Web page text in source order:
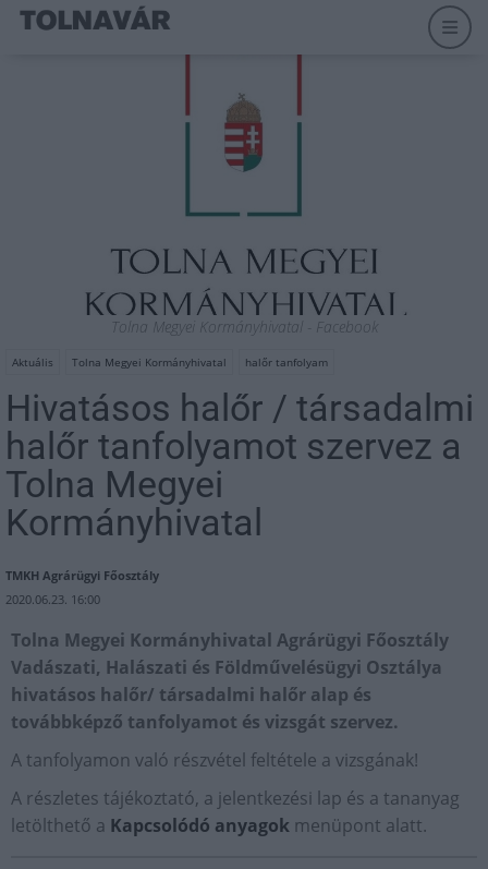
Tolna Megyei Kormányhivatal - Facebook
Aktuális Tolna Megyei Kormányhivatal halőr tanfolyam
Hivatásos halőr / társadalmi
halőr tanfolyamot szervez a
Tolna Megyei
Kormányhivatal
TMKH Agrárügyi Főosztály
2020.06.23. 16:00
Tolna Megyei Kormányhivatal Agrárügyi Főosztály
Vadászati, Halászati és Földművelésügyi Osztálya
hivatásos halőr/ társadalmi halőr alap és
továbbképző tanfolyamot és vizsgát szervez.
A tanfolyamon való részvétel feltétele a vizsgának!
A részletes tájékoztató, a jelentkezési lap és a tananyag
letölthető a Kapcsolódó anyagok menüpont alatt.